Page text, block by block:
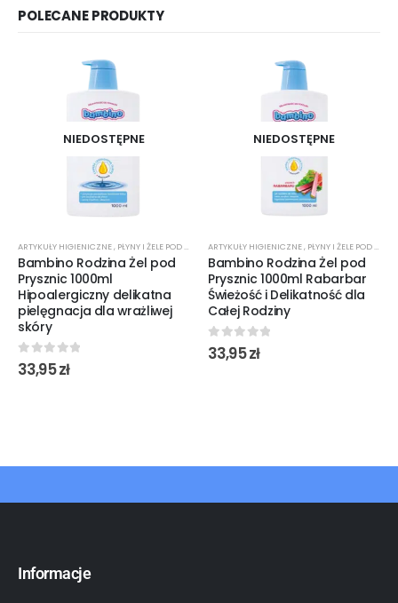
POLECANE PRODUKTY
NIEDOSTĘPNE
ARTYKUŁY HIGIENICZNE, PŁYNY I ŻELE POD PRYSZNIC ,PRODUKTY DLA DZIECI
Bambino Rodzina Żel pod
Prysznic 1000ml
Hipoalergiczny delikatna
pielęgnacja dla wrażliwej
skóry
0out of 5
33,95zł
NIEDOSTĘPNE
ARTYKUŁY HIGIENICZNE, PŁYNY I ŻELE POD PRYSZNIC
Bambino Rodzina Żel pod
Prysznic 1000ml Rabarbar
Świeżość i Delikatność dla
Całej Rodziny
0out of 5
33,95zł
Informacje